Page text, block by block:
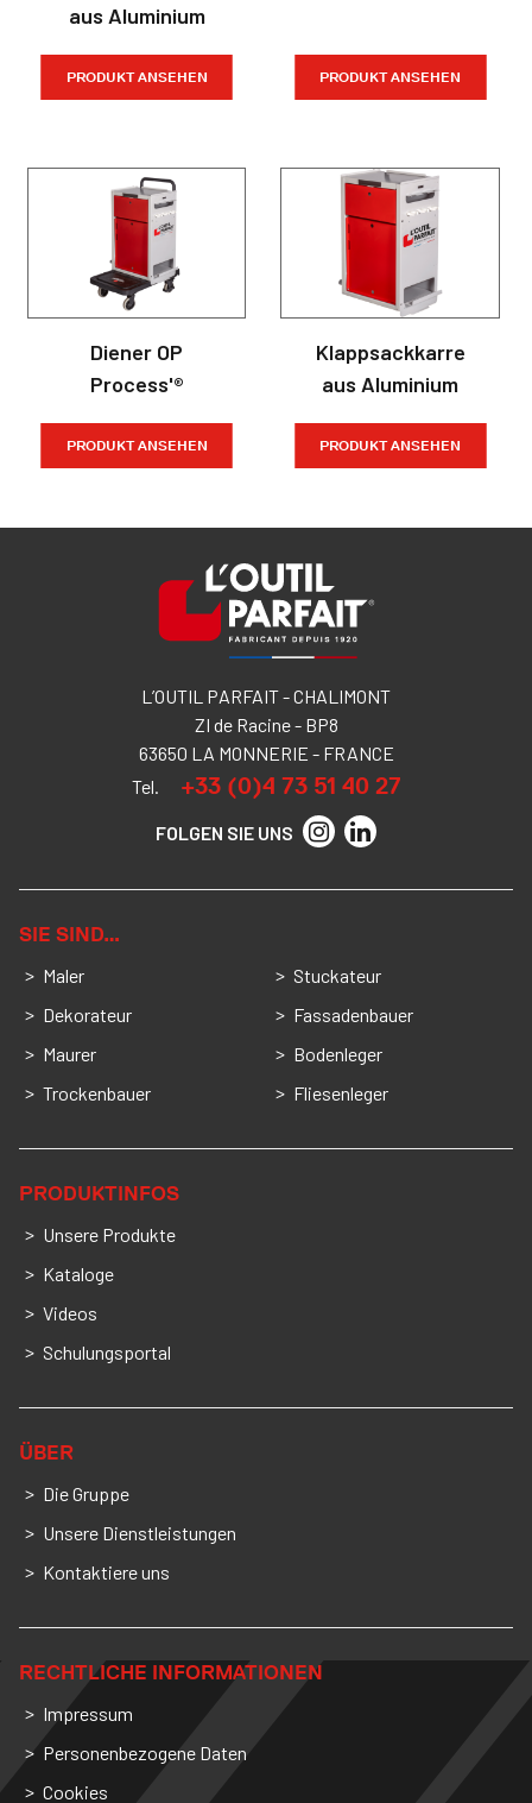
aus Aluminium
PRODUKT ANSEHEN PRODUKT ANSEHEN
Diener OP
Process'®
PRODUKT ANSEHEN
Klappsackkarre
aus Aluminium
PRODUKT ANSEHEN
L’OUTIL PARFAIT - CHALIMONT
ZI de Racine - BP8
63650 LA MONNERIE - FRANCE
Tel.
+33 (0)4 73 51 40 27
FOLGEN SIE UNS
SIE SIND…
Maler
Dekorateur
Maurer
Trockenbauer
Stuckateur
Fassadenbauer
Bodenleger
Fliesenleger
PRODUKTINFOS
Unsere Produkte
Kataloge
Videos
Schulungsportal
ÜBER
Die Gruppe
Unsere Dienstleistungen
Kontaktiere uns
RECHTLICHE INFORMATIONEN
Impressum
Personenbezogene Daten
Cookies